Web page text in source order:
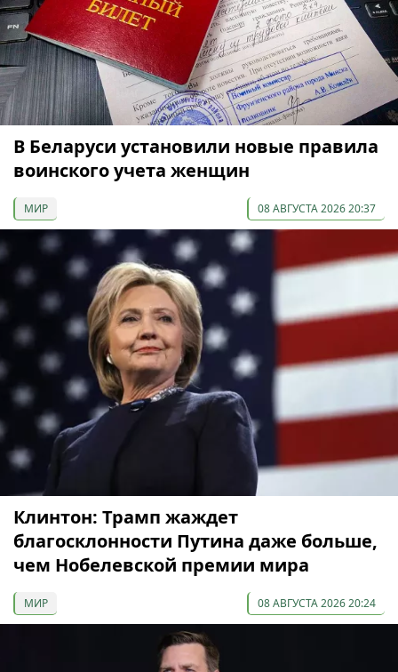
В Беларуси установили новые правила
воинского учета женщин
МИР 08 АВГУСТА 2026 20:37
Клинтон: Трамп жаждет
благосклонности Путина даже больше,
чем Нобелевской премии мира
МИР 08 АВГУСТА 2026 20:24